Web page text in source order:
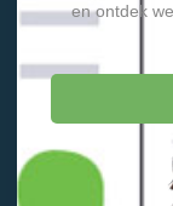
en ontdek